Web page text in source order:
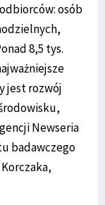
osób
8,5 tys.
jest rozwój
Newseria
badawczego